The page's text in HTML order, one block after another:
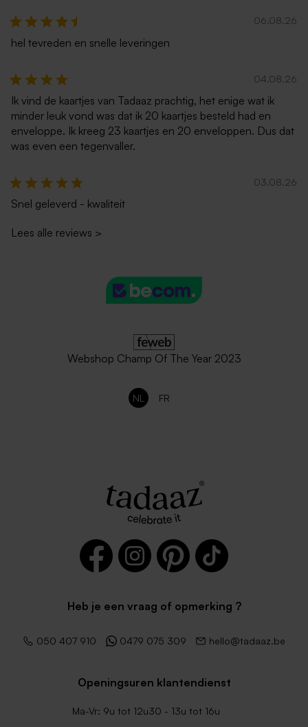
06.08.26
hel tevreden en snelle leveringen
04.08.26
Ik vind de kaartjes van Tadaaz prachtig, het enige wat ik
minder leuk vond was dat ik 20 kaartjes besteld had en
enveloppe. Ik kreeg 23 kaartjes en 20 enveloppen. Dus dat
was even een tegenvaller.
03.08.26
Snel geleverd - kwaliteit
Lees alle reviews >
Webshop Champ Of The Year 2023
NL FR
Heb je een vraag of opmerking ?
050 407 910 0479 075 309 hello@tadaaz.be
Openingsuren klantendienst
Ma-Vr: 9u tot 12u30 - 13u tot 16u